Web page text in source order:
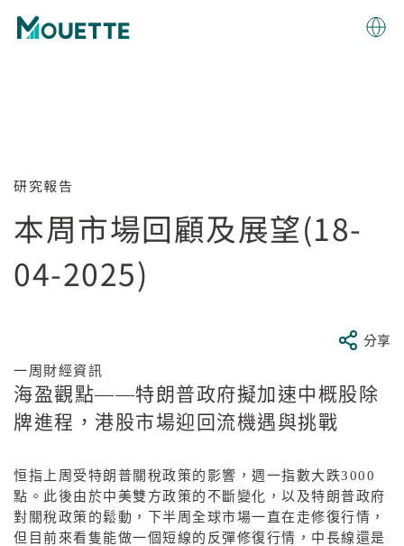
研究報告
本周市場回顧及展望(18-
04-2025)
分享
一周財經資訊
海盈觀點——特朗普政府擬加速中概股除
牌進程，港股市場迎回流機遇與挑戰
恒指上周受特朗普關稅政策的影響，週一指數大跌3000
點。此後由於中美雙方政策的不斷變化，以及特朗普政府
對關稅政策的鬆動，下半周全球市場一直在走修復行情，
但目前來看隻能做一個短線的反彈修復行情，中長線還是